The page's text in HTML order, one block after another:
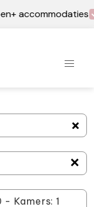
accommodaties
＋